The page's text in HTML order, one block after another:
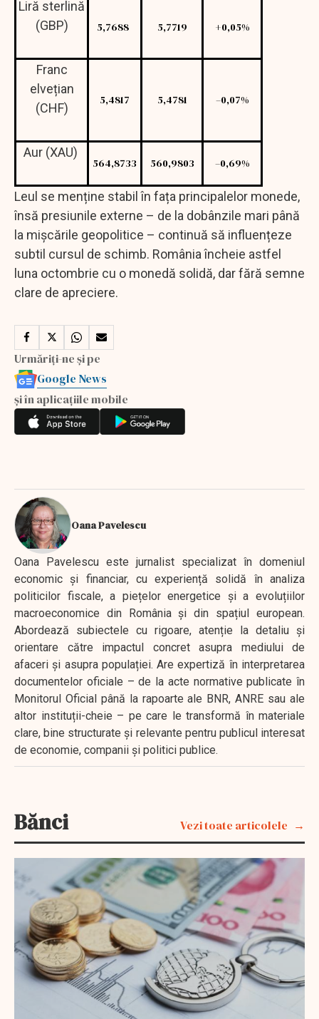
Liră sterlină
(GBP)
5,7688 5,7719 +0,05%
Franc
elvețian
(CHF)
5,4817 5,4781 –0,07%
Aur (XAU)
564,8733 560,9803 –0,69%
Leul se menține stabil în fața principalelor monede,
însă presiunile externe – de la dobânzile mari până
la mișcările geopolitice – continuă să influențeze
subtil cursul de schimb. România încheie astfel
luna octombrie cu o monedă solidă, dar fără semne
clare de apreciere.
Urmăriți-ne și pe
Google News
și în aplicațiile mobile
Oana Pavelescu
Oana Pavelescu este jurnalist specializat în domeniul
economic și financiar, cu experiență solidă în analiza
politicilor fiscale, a piețelor energetice și a evoluțiilor
macroeconomice din România și din spațiul european.
Abordează subiectele cu rigoare, atenție la detaliu și
orientare către impactul concret asupra mediului de
afaceri și asupra populației. Are expertiză în interpretarea
documentelor oficiale – de la acte normative publicate în
Monitorul Oficial până la rapoarte ale BNR, ANRE sau ale
altor instituții-cheie – pe care le transformă în materiale
clare, bine structurate și relevante pentru publicul interesat
de economie, companii și politici publice.
Bănci Vezi toate articolele